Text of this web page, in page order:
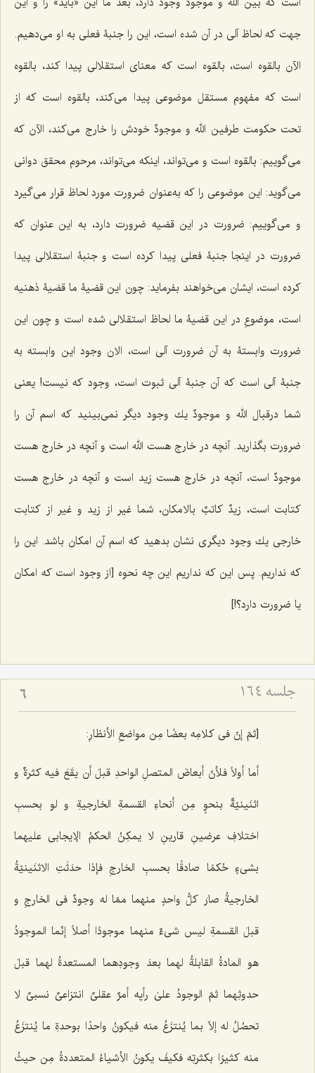
جهت كه لحاظ آلى در آن شده است، این را جنبۀ فعلى به او مى‌دهیم.
الآن بالقوه است، بالقوه است كه معناى استقلالى پیدا كند، بالقوه
است كه مفهوم مستقل موضوعى پیدا مى‌كند، بالقوه است كه از
تحت حكومت طرفین الله و موجودٌ خودش را خارج مى‌كند، الآن كه
مى‌گوییم: بالقوه است و می‌تواند، اینکه می‌تواند، مرحوم محقق دوانى
مى‌گوید: این موضوعى را كه به‌عنوان ضرورت مورد لحاظ قرار مى‌گیرد
و مى‌گوییم: ضرورت در این قضیه ضرورت دارد، به این عنوان كه
ضرورت در اینجا جنبۀ فعلى پیدا كرده است و جنبۀ استقلالى پیدا
كرده است، ایشان مى‌خواهند بفرماید: چون این قضیۀ ما قضیۀ ذهنیه
است، موضوعِ در این قضیۀ ما لحاظ استقلالى شده است و چون این
ضرورت وابستۀ به آن ضرورت آلى است، الان وجود این وابسته به
جنبۀ آلی است که آن جنبۀ آلى ثبوت است، وجود كه نیست! یعنى
شما درقبال الله و موجودٌ یك وجود دیگر نمى‌بینید كه اسم آن را
ضرورت بگذارید. آنچه در خارج هست الله است و آنچه در خارج هست
موجودٌ است، آنچه در خارج هست زید است و آنچه در خارج هست
كتابت است، زیدٌ كاتبٌ بالامكان، شما غیر از زید و غیر از كتابت
خارجى یك وجود دیگرى نشان بدهید كه اسم آن امكان باشد. این را
که نداریم. پس این که نداریم این چه نحوه [از وجود است که امکان
یا ضرورت دارد؟!]
جلسه ۱۶۴ 6
[ثمّ إنّ فی كلامِه بعضًا مِن مواضعِ الأنظارِ:
أما أولاً فلأنّ أبعاضَ المتصلِ الواحدِ قبلَ أن یقَعَ فیه كثرةٌ و
اثنَینیّةٌ بنحوٍ مِن أنحاءِ القسمةِ الخارجیةِ و لو بحسبِ
اختلافِ عرضینِ قارینِ لا یمكِنُ‌ الحكمُ الإیجابی علیهما
بشی‌ءٍ حُكمًا صادقًا بحسبِ الخارجِ فإذا حدَثَتِ الاثنَینیّةُ
الخارجیةُ صارَ كلُّ واحدٍ منهما ممّا له وجودٌ فی الخارجِ و
قبلَ القسمةِ لیس شی‌ءٌ منهما موجودًا أصلاً إنّما الموجودُ
هو المادةُ القابلةُ لهما بعدَ وجودِهما المستعدةُ لهما قبلَ
حدوثِهما ثمّ الوجودُ علىٰ رأیِه أمرٌ عقلیٌ انتزاعیٌ نسبیٌ لا
تحصُلُ له إلاّ بما یُنتزَعُ منه فیكونُ واحدًا بوحدةِ ما یُنتزَعُ
منه كثیرًا بكثرتِه فكیفَ یكونُ الأشیاءُ المتعددةُ مِن حیثُ